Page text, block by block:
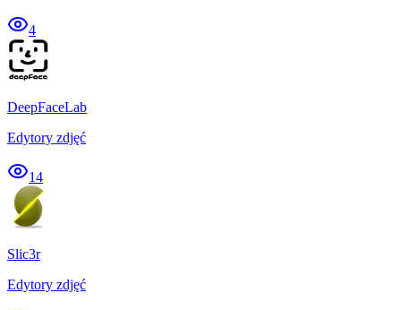
4
DeepFaceLab
Edytory zdjęć
14
Slic3r
Edytory zdjęć